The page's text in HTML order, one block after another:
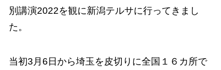
別講演2022を観に新潟テルサに行ってきまし
た。
当初3月6日から埼玉を皮切りに全国１６カ所で